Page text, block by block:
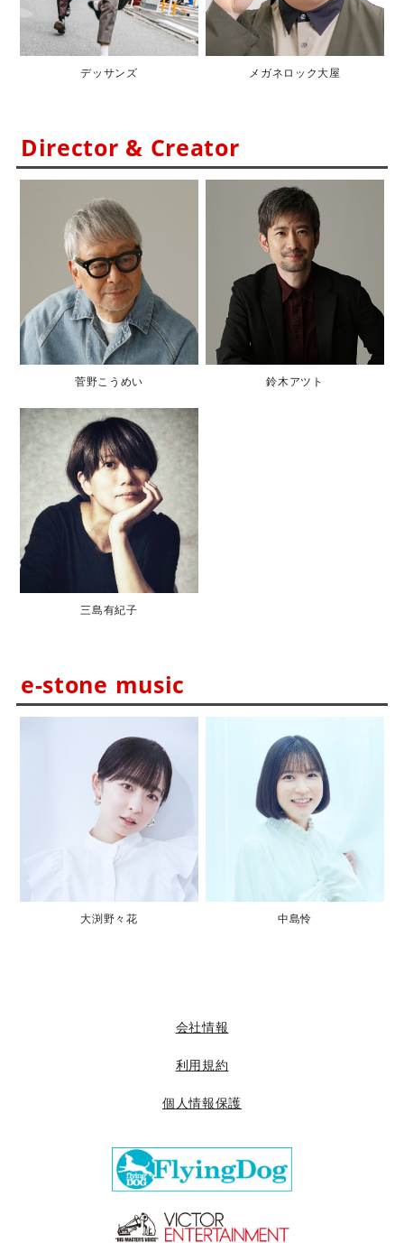
デッサンズ メガネロック大屋
Director & Creator
菅野こうめい 鈴木アツト
三島有紀子
e-stone music
大渕野々花 中島怜
会社情報
利用規約
個人情報保護